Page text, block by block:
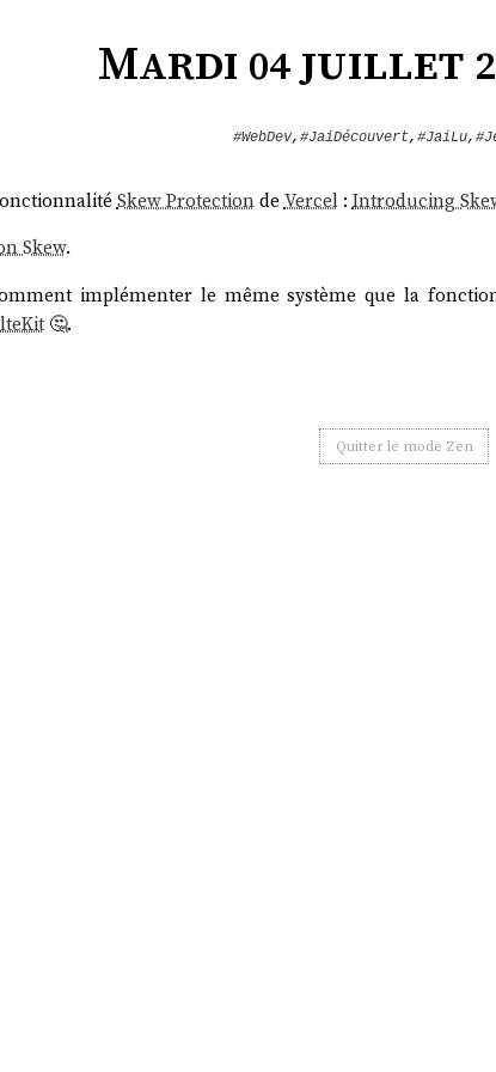
Mardi 04 juillet
#WebDev, #JaiDécouvert, #JaiLu,
Skew Protectionde Vercel: Introducing
Skew.
implémenter le même système que la
🤔.
Quitter le mode Zen